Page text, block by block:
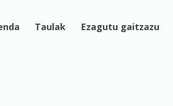
Taulak Ezagutu gaitzazu